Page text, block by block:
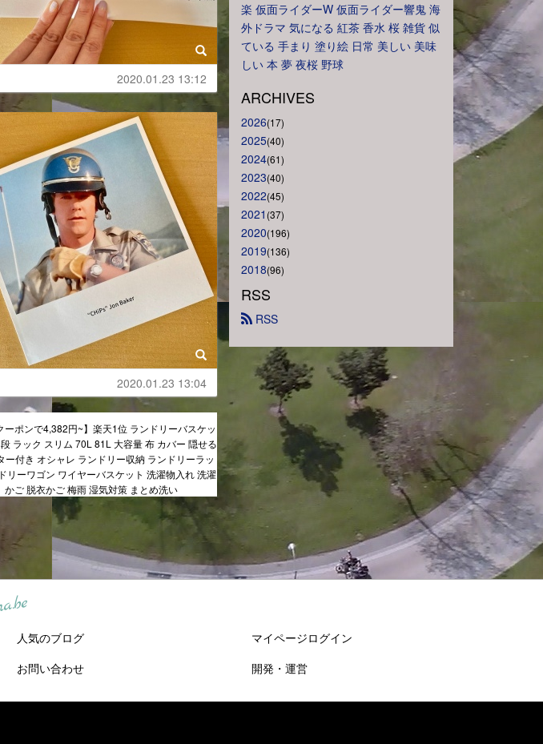
2020.01.23 13:12
2020.01.23 13:04
ーポンで4,382円~】楽天1位 ランドリーバスケッ
段 ラック スリム 70L 81L 大容量 布 カバー 隠せる
ー付き オシャレ ランドリー収納 ランドリーラッ
リーワゴン ワイヤーバスケット 洗濯物入れ 洗濯
かご 脱衣かご 梅雨 湿気対策 まとめ洗い
楽 仮面ライダーW 仮面ライダー響鬼 海
外ドラマ 気になる 紅茶 香水 桜 雑貨 似
ている 手まり 塗り絵 日常 美しい 美味
しい 本 夢 夜桜 野球
ARCHIVES
2026(17)
2025(40)
2024(61)
2023(40)
2022(45)
2021 (37)
2020(196)
2019(136)
2018(96)
RSS
RSS
人気のブログ
マイページログイン
お問い合わせ 開発・運営